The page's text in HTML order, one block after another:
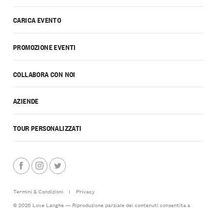
CARICA EVENTO
PROMOZIONE EVENTI
COLLABORA CON NOI
AZIENDE
TOUR PERSONALIZZATI
Termini & Condizioni |
Privacy
© 2026 Love Langhe — Riproduzione parziale dei contenuti consentita a